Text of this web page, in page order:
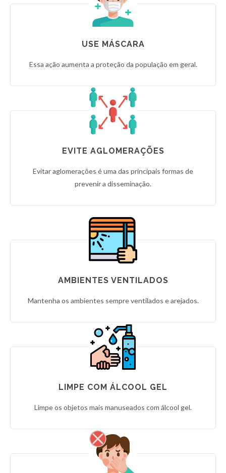
USE MÁSCARA
Essa ação aumenta a proteção da população em geral.
EVITE AGLOMERAÇÕES
Evitar aglomerações é uma das principais formas de
prevenir a disseminação.
AMBIENTES VENTILADOS
Mantenha os ambientes sempre ventilados e arejados.
LIMPE COM ÁLCOOL GEL
Limpe os objetos mais manuseados com álcool gel.